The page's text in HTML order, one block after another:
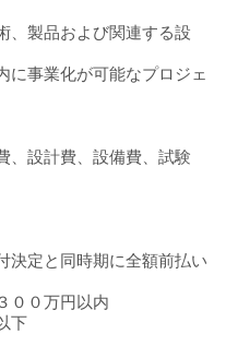
、製品および関連する設
に事業化が可能なプロジェ
、設計費、設備費、試験
決定と同時期に全額前払い
００万円以内
下